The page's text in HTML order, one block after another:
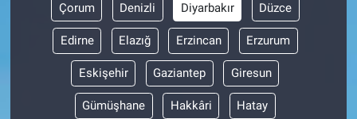
Çorum Denizli Diyarbakır Düzce
Edirne Elazığ Erzincan Erzurum
Eskişehir Gaziantep Giresun
Gümüşhane Hakkâri Hatay